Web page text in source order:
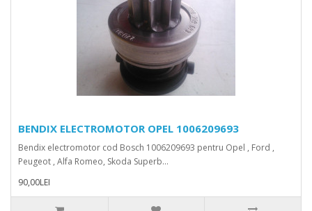
BENDIX ELECTROMOTOR OPEL 1006209693
Bendix electromotor cod Bosch 1006209693 pentru Opel , Ford ,
Peugeot , Alfa Romeo, Skoda Superb...
90,00LEI